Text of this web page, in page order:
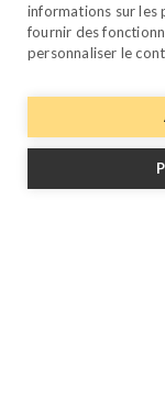
informations sur les
fournir des
personnaliser le